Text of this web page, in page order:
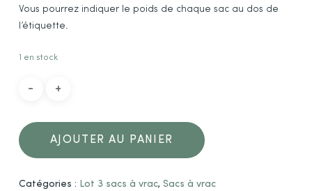
Vous pourrez indiquer le poids de chaque sac au dos de
l’étiquette.
1 en stock
AJOUTER AU PANIER
Catégories : Lot 3 sacs à vrac, Sacs à vrac